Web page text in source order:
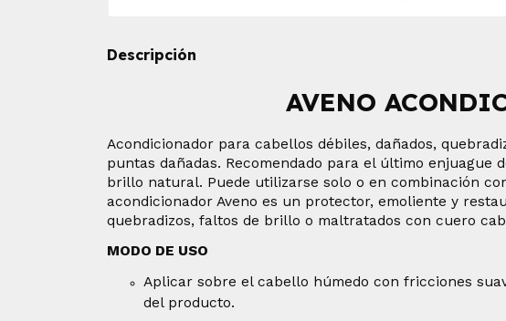
Descripción
AVENO
Acondicionador para cabellos débiles, dañados,
puntas dañadas. Recomendado para el último enjuague
brillo natural. Puede utilizarse solo o en combinación
acondicionador Aveno es un protector, emoliente y
quebradizos, faltos de brillo o maltratados con cuero
MODO DE USO
Aplicar sobre el cabello húmedo con fricciones
del producto.